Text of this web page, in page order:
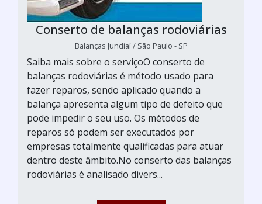
Conserto de balanças rodoviárias
Balanças Jundiaí / São Paulo - SP
Saiba mais sobre o serviçoO conserto de
balanças rodoviárias é método usado para
fazer reparos, sendo aplicado quando a
balança apresenta algum tipo de defeito que
pode impedir o seu uso. Os métodos de
reparos só podem ser executados por
empresas totalmente qualificadas para atuar
dentro deste âmbito.No conserto das balanças
rodoviárias é analisado divers...